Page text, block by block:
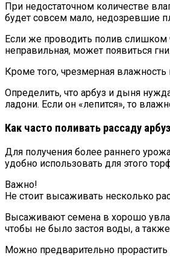
При недостаточном количестве
будет совсем мало, недозревшие
Если же проводить полив слишком
неправильная, может появиться
Кроме того, чрезмерная
Определить, что арбуз и дыня
ладони. Если он «лепится», то
Как часто поливать рассаду
Для получения более раннего
удобно использовать для этого
Важно!
Не стоит высаживать несколько
Высаживают семена в хорошо
чтобы не было застоя воды, а
Можно предварительно